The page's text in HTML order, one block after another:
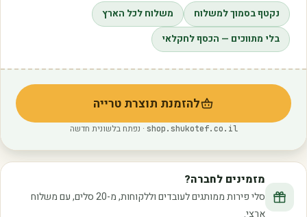
נקטף בסמוך למשלוח
משלוח לכל הארץ
בלי מתווכים — הכסף לחקלאי
להזמנת תוצרת טרייה
(נפתח בלשונית חדשה)
shop.shukotef.co.il · נפתח בלשונית חדשה
מזמינים לחברה?
סלי פירות ממותגים לעובדים וללקוחות, מ-20 סלים, עם משלוח
ארצי.